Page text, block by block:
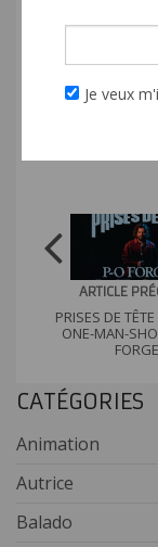
événements
Bref,
ARTICLE
PRISES DE
ONE-MAN-
CATÉGORIES
Animation
Autrice
Balado
Je veux